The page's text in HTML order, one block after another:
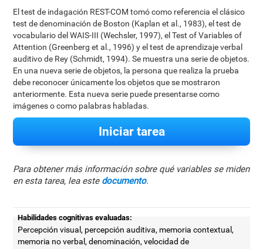
El test de indagación REST-COM tomó como referencia el clásico
test de denominación de Boston (Kaplan et al., 1983), el test de
vocabulario del WAIS-III (Wechsler, 1997), el Test of Variables of
Attention (Greenberg et al., 1996) y el test de aprendizaje verbal
auditivo de Rey (Schmidt, 1994). Se muestra una serie de objetos.
En una nueva serie de objetos, la persona que realiza la prueba
debe reconocer únicamente los objetos que se mostraron
anteriormente. Esta nueva serie puede presentarse como
imágenes o como palabras habladas.
Iniciar tarea
Para obtener más información sobre qué variables se miden
en esta tarea, lea este documento.
Habilidades cognitivas evaluadas:
Percepción visual, percepción auditiva, memoria contextual,
memoria no verbal, denominación, velocidad de